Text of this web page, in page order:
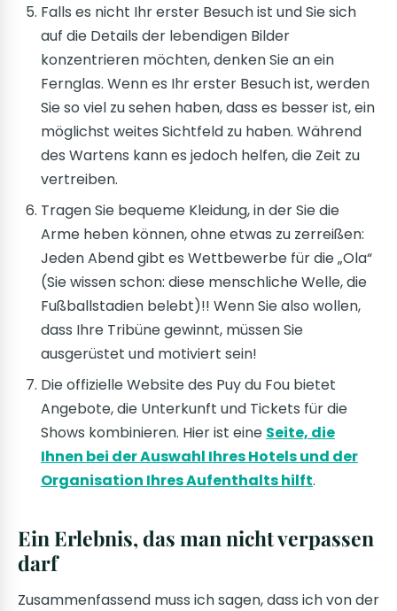
Falls es nicht Ihr erster Besuch ist und Sie sich
auf die Details der lebendigen Bilder
konzentrieren möchten, denken Sie an ein
Fernglas. Wenn es Ihr erster Besuch ist, werden
Sie so viel zu sehen haben, dass es besser ist, ein
möglichst weites Sichtfeld zu haben. Während
des Wartens kann es jedoch helfen, die Zeit zu
vertreiben.
Tragen Sie bequeme Kleidung, in der Sie die
Arme heben können, ohne etwas zu zerreißen:
Jeden Abend gibt es Wettbewerbe für die „Ola“
(Sie wissen schon: diese menschliche Welle, die
Fußballstadien belebt)!! Wenn Sie also wollen,
dass Ihre Tribüne gewinnt, müssen Sie
ausgerüstet und motiviert sein!
Die offizielle Website des Puy du Fou bietet
Angebote, die Unterkunft und Tickets für die
Shows kombinieren. Hier ist eine Seite, die
Ihnen bei der Auswahl Ihres Hotels und der
Organisation Ihres Aufenthalts hilft.
Ein Erlebnis, das man nicht verpassen
darf
Zusammenfassend muss ich sagen, dass ich von der